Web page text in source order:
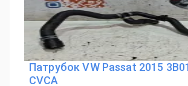
Патрубок VW Passat 2015
CVCA